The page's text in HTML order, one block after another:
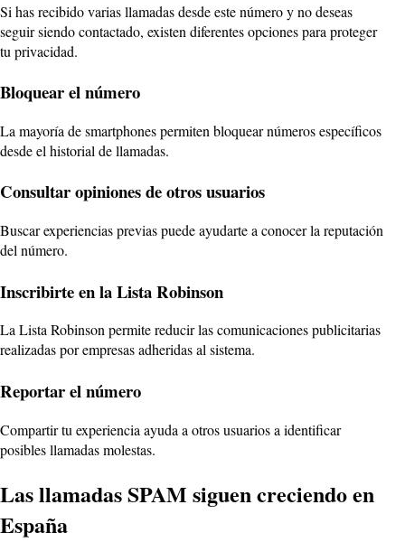
Si has recibido varias llamadas desde este número y no deseas
seguir siendo contactado, existen diferentes opciones para proteger
tu privacidad.
Bloquear el número
La mayoría de smartphones permiten bloquear números específicos
desde el historial de llamadas.
Consultar opiniones de otros usuarios
Buscar experiencias previas puede ayudarte a conocer la reputación
del número.
Inscribirte en la Lista Robinson
La Lista Robinson permite reducir las comunicaciones publicitarias
realizadas por empresas adheridas al sistema.
Reportar el número
Compartir tu experiencia ayuda a otros usuarios a identificar
posibles llamadas molestas.
Las llamadas SPAM siguen creciendo en
España